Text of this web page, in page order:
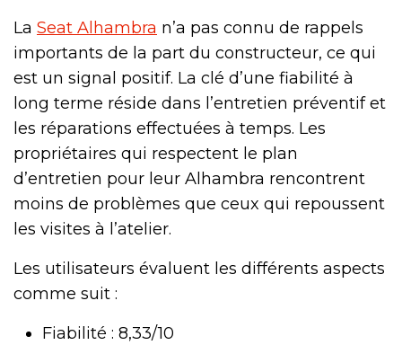
La Seat Alhambra n’a pas connu de rappels
importants de la part du constructeur, ce qui
est un signal positif. La clé d’une fiabilité à
long terme réside dans l’entretien préventif et
les réparations effectuées à temps. Les
propriétaires qui respectent le plan
d’entretien pour leur Alhambra rencontrent
moins de problèmes que ceux qui repoussent
les visites à l’atelier.
Les utilisateurs évaluent les différents aspects
comme suit :
Fiabilité : 8,33/10